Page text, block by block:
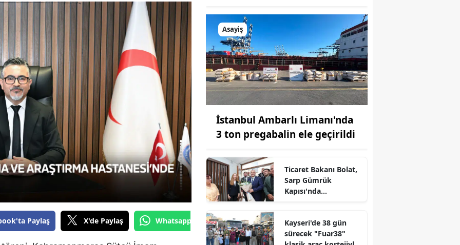
Balıkesir
Bingöl
Bitlis
Bolu
Burdur
Bursa
Çanakkale
Çankırı
Denizli
Paylaş X'de Paylaş Whatsapp'tan Gönder
Asayiş
İstanbul Ambarlı Limanı'nda
3 ton pregabalin ele geçirildi
Ticaret Bakanı Bolat,
Sarp Gümrük
Kapısı'nda
Kayseri'de 38 gün
sürecek "Fuar38"